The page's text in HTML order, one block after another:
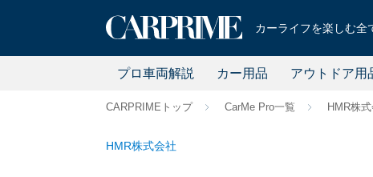
カーライフを楽しむ全
プロ車両解説 カー用品 アウトドア用
CARPRIMEトップ CarMe Pro一覧 HMR株
HMR株式会社